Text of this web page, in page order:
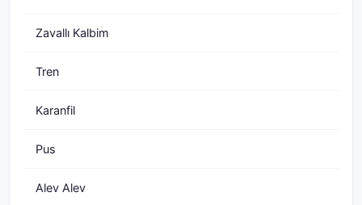
Zavallı Kalbim
Tren
Karanfil
Pus
Alev Alev